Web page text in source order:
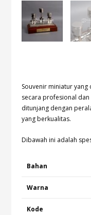
Souvenir miniatur yang
secara profesional
ditunjang dengan
yang berkualitas.
Dibawah ini adalah
Bahan
Warna
Kode